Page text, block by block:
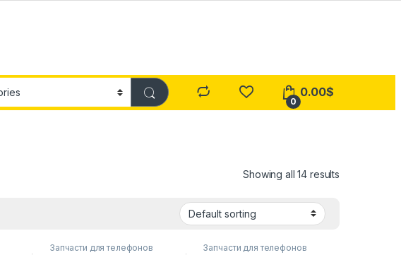
0
0.00$
Showing all 14 results
Запчасти для телефонов Запчасти для телефонов